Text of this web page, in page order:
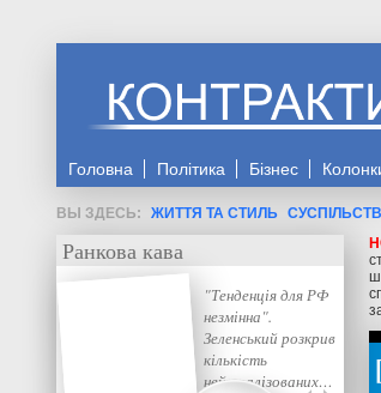
Головна Політика Бізнес
ЖИТТЯ ТА СТИЛЬ
Ранкова кава
"Тенденція для РФ
незмінна".
Зеленський розкрив
кількість
нейтралізованих…